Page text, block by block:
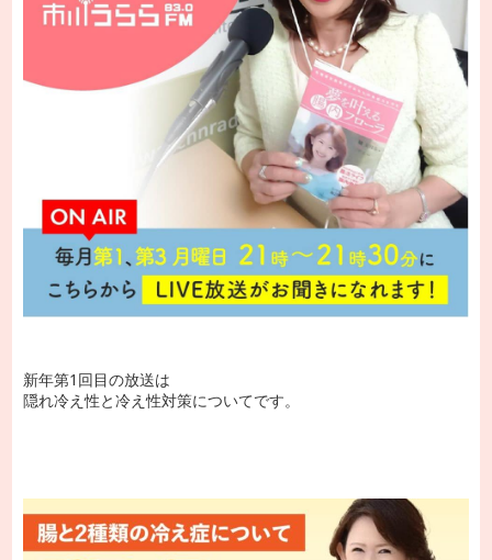
新年第1回目の放送は
隠れ冷え性と冷え性対策についてです。